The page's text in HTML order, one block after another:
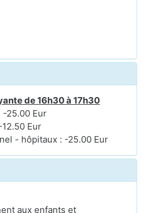
de 16h30 à 17h30
-25.00 Eur
Eur
- hôpitaux : -25.00 Eur
aux enfants et